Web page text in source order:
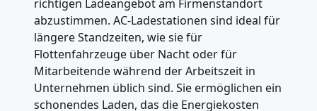
richtigen Ladeangebot am Firmenstandort
abzustimmen. AC-Ladestationen sind ideal für
längere Standzeiten, wie sie für
Flottenfahrzeuge über Nacht oder für
Mitarbeitende während der Arbeitszeit in
Unternehmen üblich sind. Sie ermöglichen ein
schonendes Laden, das die Energiekosten